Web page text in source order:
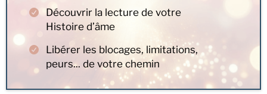
Découvrir la lecture de votre
Histoire d’âme
Libérer les blocages, limitations,
peurs... de votre chemin